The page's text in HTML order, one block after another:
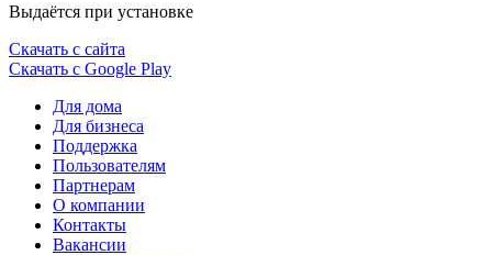
Выдаётся при установке
Скачать с сайта
Скачать с Google Play
Для дома
Для бизнеса
Поддержка
Пользователям
Партнерам
О компании
Контакты
Вакансии